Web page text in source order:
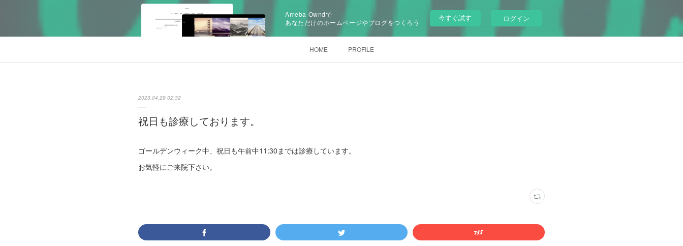
Ameba Owndで
あなただけのホームページやブログをつくろう
今すぐ試す ログイン
HOME PROFILE
2023.04.29 02:32
祝日も診療しております。
ゴールデンウィーク中、祝日も午前中11:30までは診療しています。
お気軽にご来院下さい。